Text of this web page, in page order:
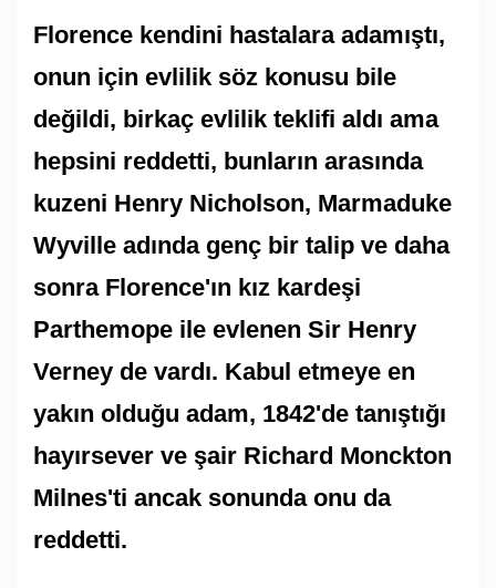
Florence kendini hastalara adamıştı,
onun için evlilik söz konusu bile
değildi, birkaç evlilik teklifi aldı ama
hepsini reddetti, bunların arasında
kuzeni Henry Nicholson, Marmaduke
Wyville adında genç bir talip ve daha
sonra Florence'ın kız kardeşi
Parthemope ile evlenen Sir Henry
Verney de vardı. Kabul etmeye en
yakın olduğu adam, 1842'de tanıştığı
hayırsever ve şair Richard Monckton
Milnes'ti ancak sonunda onu da
reddetti.